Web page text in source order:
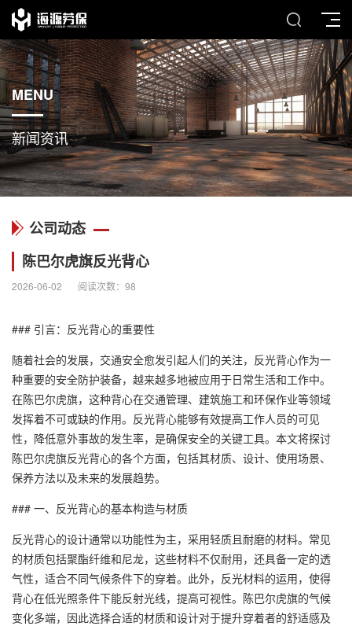
MENU
新闻资讯
公司动态
陈巴尔虎旗反光背心
2026-06-02 阅读次数： 98
### 引言： 反光背心的重要性
随着社会的发展，交通安全愈发引起人们的关注，反光背心作为一
种重要的安全防护装备，越来越多地被应用于日常生活和工作中。
在陈巴尔虎旗，这种背心在交通管理、建筑施工和环保作业等领域
发挥着不可或缺的作用。反光背心能够有效提高工作人员的可见
性，降低意外事故的发生率，是确保安全的关键工具。本文将探讨
陈巴尔虎旗反光背心的各个方面，包括其材质、设计、使用场景、
保养方法以及未来的发展趋势。
### 一、反光背心的基本构造与材质
反光背心的设计通常以功能性为主，采用轻质且耐磨的材料。常见
的材质包括聚酯纤维和尼龙，这些材料不仅耐用，还具备一定的透
气性，适合不同气候条件下的穿着。此外，反光材料的运用，使得
背心在低光照条件下能反射光线，提高可视性。陈巴尔虎旗的气候
变化多端，因此选择合适的材质和设计对于提升穿着者的舒适感及